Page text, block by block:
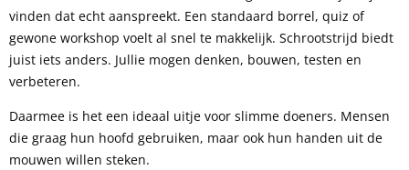
vinden dat echt aanspreekt. Een standaard borrel, quiz of
gewone workshop voelt al snel te makkelijk. Schrootstrijd biedt
juist iets anders. Jullie mogen denken, bouwen, testen en
verbeteren.
Daarmee is het een ideaal uitje voor slimme doeners. Mensen
die graag hun hoofd gebruiken, maar ook hun handen uit de
mouwen willen steken.